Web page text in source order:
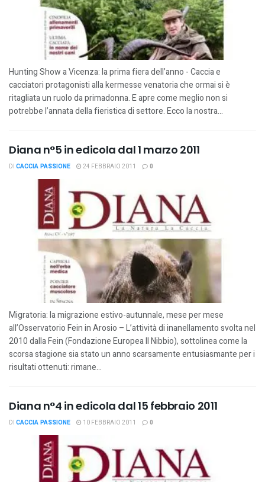
Hunting Show a Vicenza: la prima fiera dell’anno - Caccia e
cacciatori protagonisti alla kermesse venatoria che ormai si è
ritagliata un ruolo da primadonna. E apre come meglio non si
potrebbe l’annata della fieristica di settore. Ecco la nostra...
Diana n°5 in edicola dal 1 marzo 2011
DI CACCIA PASSIONE 24 FEBBRAIO 2011 0
Migratoria: la migrazione estivo-autunnale, mese per mese
all’Osservatorio Fein in Arosio – L’attività di inanellamento svolta nel
2010 dalla Fein (Fondazione Europea Il Nibbio), sottolinea come la
scorsa stagione sia stato un anno scarsamente entusiasmante per i
risultati ottenuti: rimane...
Diana n°4 in edicola dal 15 febbraio 2011
DI CACCIA PASSIONE 10 FEBBRAIO 2011 0